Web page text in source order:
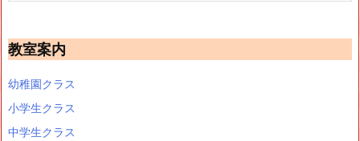
教室案内
幼稚園クラス
小学生クラス
中学生クラス